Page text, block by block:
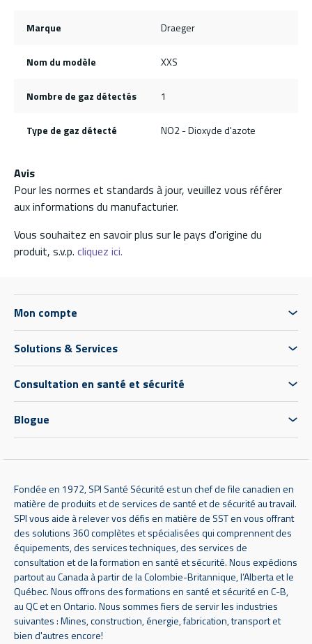
Marque Draeger
Nom du modèle XXS
Nombre de gaz détectés 1
Type de gaz détecté NO2 - Dioxyde d'azote
Avis
Pour les normes et standards à jour, veuillez vous référer
aux informations du manufacturier.
Vous souhaitez en savoir plus sur le pays d'origine du
produit, s.v.p. cliquez ici.
Mon compte
Solutions & Services
Consultation en santé et sécurité
Blogue
Fondée en 1972, SPI Santé Sécurité est un chef de file canadien en
matière de produits et de services de santé et de sécurité au travail.
SPI vous aide à relever vos défis en matière de SST en vous offrant
des solutions 360 complètes et spécialisées qui comprennent des
équipements, des services techniques, des services de
consultation et de la formation en santé et sécurité. Nous expédions
partout au Canada à partir de la Colombie-Britannique, l’Alberta et le
Québec. Nous offrons des formations en santé et sécurité en C-B,
au QC et en Ontario. Nous sommes fiers de servir les industries
suivantes : Mines, construction, énergie, fabrication, transport et
bien d'autres encore!